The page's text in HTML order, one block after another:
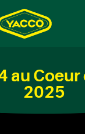
au
2025